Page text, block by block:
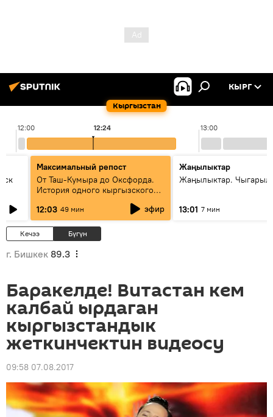
Кыргызстан
КЫРГ
12:00 13:00
12:24
Максимальный репост
От Таш-Кумыра до Оксфорда.
История одного кыргызского
12:03 49 мин эфир
Жаңылыктар
Жаңылыктар.
13:01 7 мин
Кечээ Бүгүн
г. Бишкек 89.3
Баракелде! Витастан кем
калбай ырдаган
кыргызстандык
жеткинчектин видеосу
09:58 07.08.2017